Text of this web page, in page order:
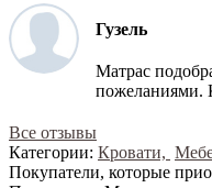
Гузель
Матрас
пожеланиями.
Все отзывы
Категории: Кровати,
Покупатели, которые